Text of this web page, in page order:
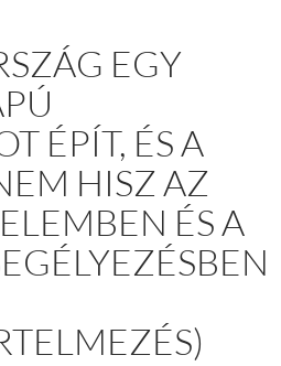
EGY
ÉPÍT, ÉS A
HISZ AZ
ÉS A